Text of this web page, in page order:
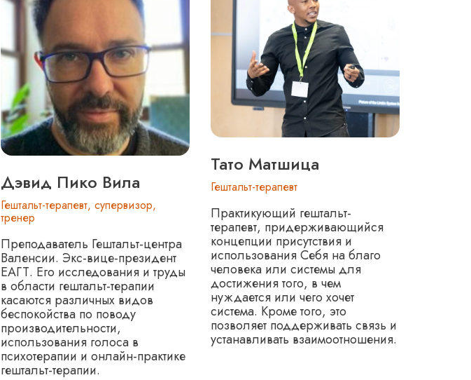
Дэвид Пико Вила
Гештальт-терапевт, супервизор,
тренер
Преподаватель Гештальт-центра
Валенсии. Экс-вице-президент
ЕАГТ. Его исследования и труды
в области гештальт-терапии
касаются различных видов
беспокойства по поводу
производительности,
использования голоса в
психотерапии и онлайн-практике
гештальт-терапии.
Тато Матшица
Гештальт-терапевт
Практикующий гештальт-
терапевт, придерживающийся
концепции присутствия и
использования Себя на благо
человека или системы для
достижения того, в чем
нуждается или чего хочет
система. Кроме того, это
позволяет поддерживать связь и
устанавливать взаимоотношения.